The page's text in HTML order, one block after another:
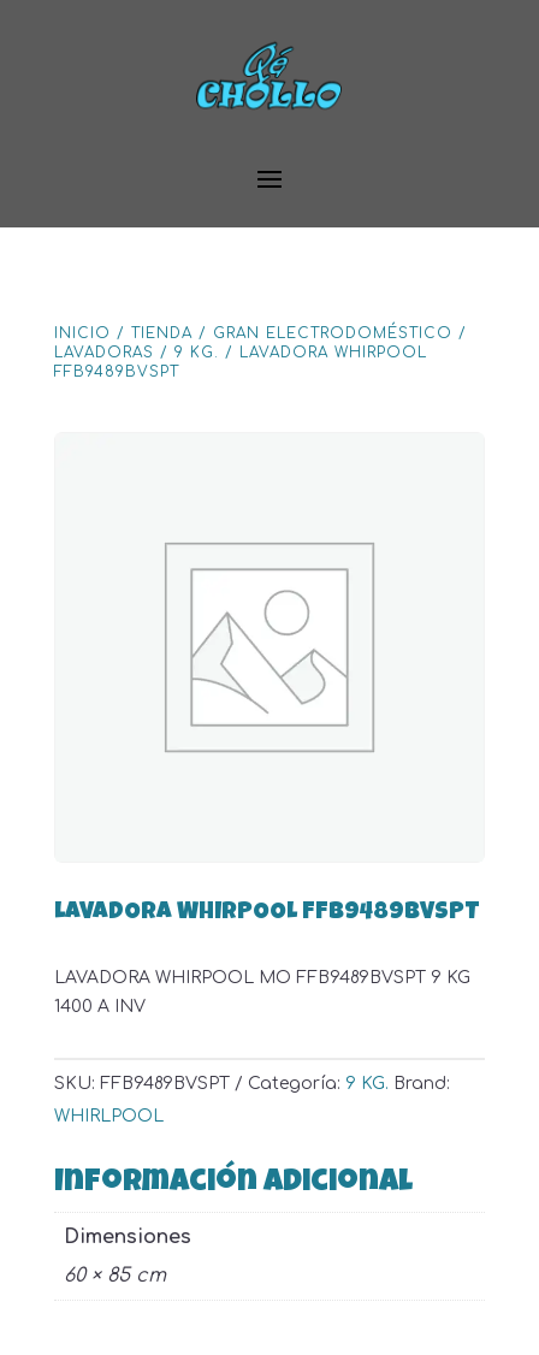
INICIO / TIENDA/ GRAN ELECTRODOMÉSTICO /
LAVADORAS / 9 KG. /
LAVADORA WHIRPOOL
FFB9489BVSPT
LAVADORA WHIRPOOL FFB9489BVSPT
LAVADORA WHIRPOOL MO FFB9489BVSPT 9 KG
1400 A INV
SKU: FFB9489BVSPT Categoría: 9 KG. Brand:
WHIRLPOOL
Información adicional
Dimensiones
60 × 85 cm